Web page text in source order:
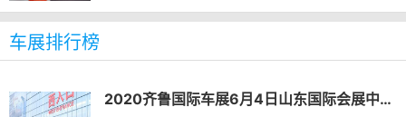
车展排行榜
2020齐鲁国际车展6月4日山东国际会展中心举办